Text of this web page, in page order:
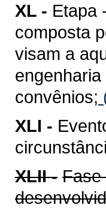
XL - Etapa
composta
visam a
convênios;
XLI -
XLII - Fase